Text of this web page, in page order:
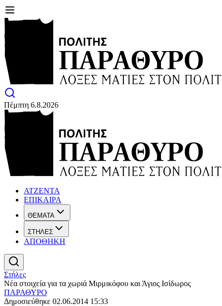
Πέμπτη 6.8.2026
ΑΤΖΕΝΤΑ
ΕΠΙΚΑΙΡΑ
ΘΕΜΑΤΑ
ΣΤΗΛΕΣ
ΑΠΟΘΗΚΗ
Στήλες
Νέα στοιχεία για τα χωριά Μιρμικόφου και Άγιος Ισίδωρος
ΠΑΡΑΘΥΡΟ
Δημοσιεύθηκε 02.06.2014 15:33